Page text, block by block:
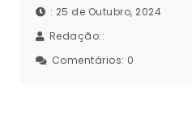
: 25 de Outubro, 2024
Redação::
Comentários: 0